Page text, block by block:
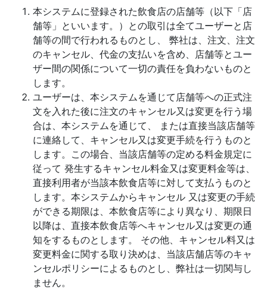
本システムに登録された飲食店の店舗等（以下「店
舗等」といいます。）との取引は全てユーザーと店
舗等の間で行われるものとし、 弊社は、注文、注文
のキャンセル、代金の支払いを含め、店舗等とユー
ザー間の関係について一切の責任を負わないものと
します。
ユーザーは、本システムを通じて店舗等への正式注
文を入れた後に注文のキャンセル又は変更を行う場
合は、本システムを通じて、 または直接当該店舗等
に連絡して、キャンセル又は変更手続を行うものと
します。この場合、当該店舗等の定める料金規定に
従って 発生するキャンセル料金又は変更料金等は、
直接利用者が当該本飲食店等に対して支払うものと
します。本システムからキャンセル 又は変更の手続
ができる期限は、本飲食店等により異なり、期限日
以降は、直接本飲食店等へキャンセル又は変更の通
知をするものとします。 その他、キャンセル料又は
変更料金に関する取り決めは、当該店舗店等のキャ
ンセルポリシーによるものとし、弊社は一切関与し
ません。